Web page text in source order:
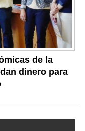
de la
dinero para